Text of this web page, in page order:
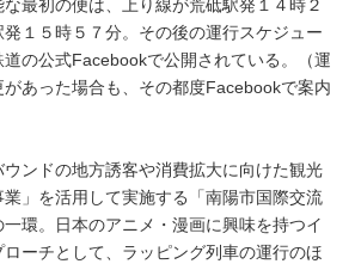
最初の便は、上り線が荒砥駅発１４時２
発１５時５７分。その後の運行スケジュー
の公式Facebookで公開されている。（運
あった場合も、その都度Facebookで案内
ンドの地方誘客や消費拡大に向けた観光
」を活用して実施する「南陽市国際交流
環。日本のアニメ・漫画に興味を持つイ
ーチとして、ラッピング列車の運行のほ